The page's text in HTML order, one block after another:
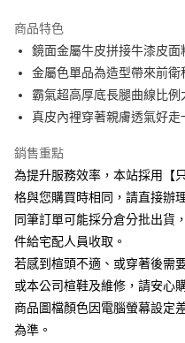
合作金庫商業銀行
華南商業銀行
上海商業儲蓄銀行
國泰世華商業銀行
臺灣中小企業銀行
聯邦商業銀行
元大商業銀行
台新國際商業銀行
台灣樂天信用卡公司
6 期 0 利率 每期
華南商業銀行
上海商業儲蓄銀行
國泰世華商業銀行
匯豐（台灣）商業銀行
聯邦商業銀行
元大商業銀行
玉山商業銀行
台新國際商業銀行
台灣樂天信用卡公司
12 期 0 利率 每期 NT$140
合作金庫商業銀行
上海商業儲蓄銀行
國泰世華商業銀行
臺灣中小企業銀行
匯豐（台灣）商業銀行
聯邦商業銀行
元大商業銀行
玉山商業銀行
台新國際商業銀行
LINE Pay
Apple Pay
街口支付
悠遊付
Google Pay
ATM付款
貨到付款
運送方式
商品特色
鏡面金屬牛皮拼接牛漆皮面
金屬色單品為造型帶來前衛
霸氣超高厚底長腿曲線比例
真皮內裡穿著親膚透氣好走
銷售重點
為提升服務效率，本站採用【
格與您購買時相同，請直接辦
同筆訂單可能採分倉分批出貨
件給宅配人員收取。
若感到楦頭不適、或穿著後需
或本公司楦鞋及維修，請安心
商品圖檔顏色因電腦螢幕設定
為準。